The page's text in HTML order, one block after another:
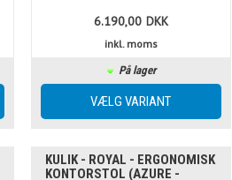
6.190,00 DKK
inkl. moms
På lager
KULIK - ROYAL - ERGONOMISK
KONTORSTOL (AZURE -